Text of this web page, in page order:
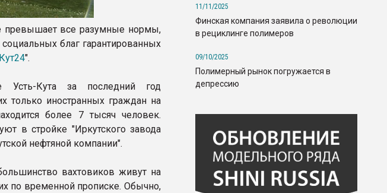
превышает все разумные нормы,
благ гарантированных
".
Усть-Кута за последний год
только иностранных граждан на
более 7 тысяч человек.
в стройке "Иркутского завода
нефтяной компании".
вахтовиков живут на
по временной прописке. Обычно,
11/11/2025
Финская компания заявила о революции
в рециклинге полимеров
09/10/2025
Полимерный рынок погружается в
депрессию